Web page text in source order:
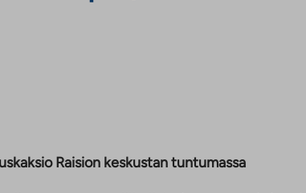
Raision keskustan tuntumassa